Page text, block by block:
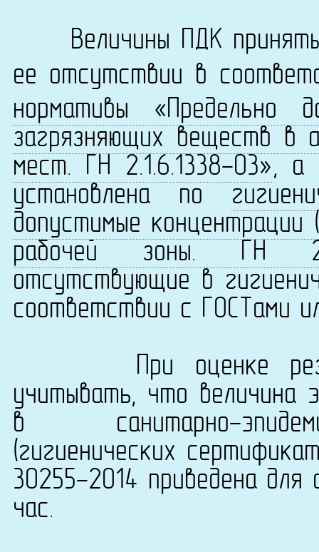
Величины ПДК
ее отсутствии в
нормативы «Предельно
загрязняющих веществ в
мест. ГН 2.1.6.1338-03», а
установлена по
допустимые
рабочей зоны. ГН
отсутствующие в
соответствии с ГОСТами
При оценке
учитывать, что величина
в санитарно-
(гигиенических
30255-2014 приведена для
час.